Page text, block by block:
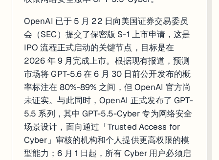
OpenAI 已于 5 月 22 日向美国证券交易委员
会（SEC）提交了保密版 S-1 上市申请，这是
IPO 流程正式启动的关键节点，目标是在
2026 年 9 月完成上市。根据现有报道，预测
市场将 GPT-5.6 在 6 月 30 日前公开发布的概
率标注在 80%-89% 之间，但 OpenAI 官方尚
未证实。与此同时，OpenAI 正式发布了 GPT-
5.5 系列，其中 GPT-5.5-Cyber 专为网络安全
场景设计，面向通过「Trusted Access for
Cyber」审核的机构和个人提供更高权限的模
型能力；6 月 1 日起，所有 Cyber 用户必须启